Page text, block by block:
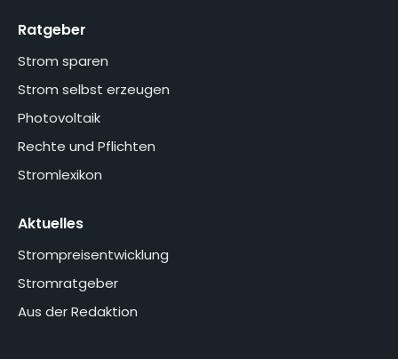
Ratgeber
Strom sparen
Strom selbst erzeugen
Photovoltaik
Rechte und Pflichten
Stromlexikon
Aktuelles
Strompreisentwicklung
Stromratgeber
Aus der Redaktion